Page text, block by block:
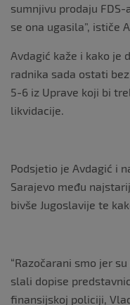
sumnjivu prodaju
se ona ugasila”, ističe
Avdagić kaže i kako je
radnika sada ostati
5-6 iz Uprave koji bi
likvidacije.
Podsjetio je Avdagić i
Sarajevo među
bivše Jugoslavije te
“Razočarani smo jer
slali dopise
finansijskoj policiji,